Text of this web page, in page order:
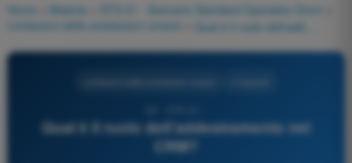
Home Materie STS-01 - Scenario Standard Operativo Droni
Limitazioni delle prestazioni umane
Qual è il ruolo dell'addestramento nel
CRM?